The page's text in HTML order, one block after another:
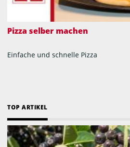
Pizza selber machen
Einfache und schnelle Pizza
TOP ARTIKEL